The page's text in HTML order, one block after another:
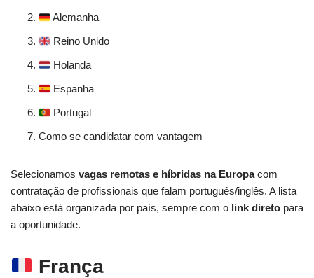
Alemanha
Reino Unido
Holanda
Espanha
Portugal
Como se candidatar com vantagem
Selecionamos vagas remotas e híbridas na Europacom
contratação de profissionais que falam português/inglês. A lista
abaixo está organizada por país, sempre com o link direto para
a oportunidade.
França